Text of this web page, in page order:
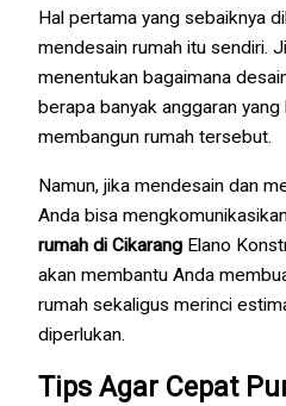
Hal pertama yang sebaiknya
mendesain rumah itu sendiri.
menentukan bagaimana
berapa banyak anggaran
membangun rumah tersebut.
Namun, jika mendesain dan
Anda bisa
rumah di CikarangElano
akan membantu Anda
rumah sekaligus merinci
diperlukan.
Tips Agar Cepat